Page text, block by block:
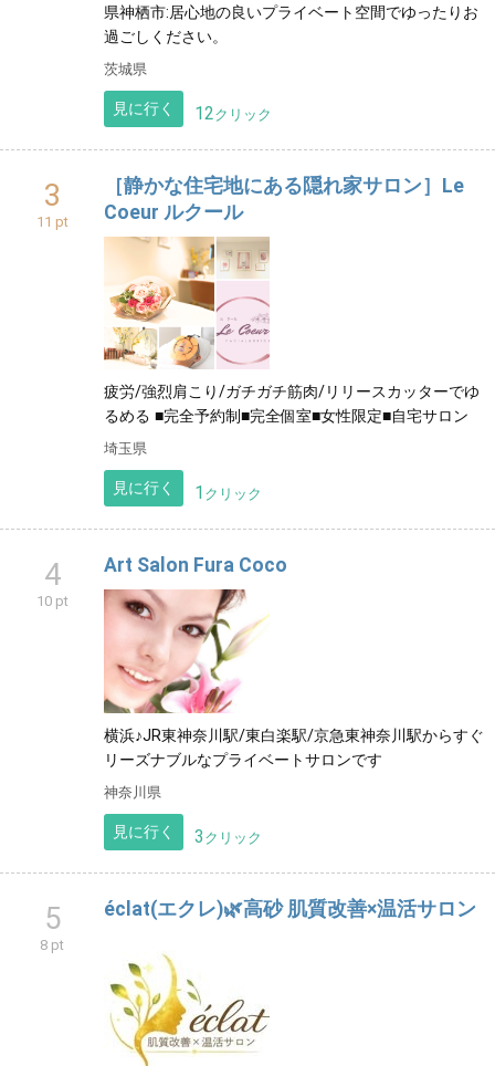
県神栖市:居心地の良いプライベート空間でゆったりお
過ごしください。
茨城県
見に行く 12クリック
3
11 pt
［静かな住宅地にある隠れ家サロン］Le
Coeur ルクール
疲労/強烈肩こり/ガチガチ筋肉/リリースカッターでゆ
るめる ■完全予約制■完全個室■女性限定■自宅サロン
埼玉県
見に行く 1 クリック
4
10 pt
Art Salon Fura Coco
横浜♪JR東神奈川駅/東白楽駅/京急東神奈川駅からすぐ
リーズナブルなプライベートサロンです
神奈川県
見に行く 3 クリック
5
8 pt
éclat(エクレ)🌿高砂 肌質改善×温活サロン